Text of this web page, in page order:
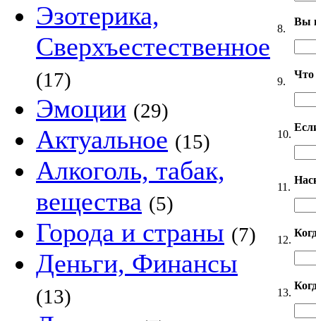
Эзотерика,
Сверхъестественное
(17)
Эмоции (29)
Актуальное (15)
Алкоголь, табак,
вещества (5)
Города и страны (7)
Деньги, Финансы
(13)
8.
Вы
9.
Что
10.
11.
12.
13.